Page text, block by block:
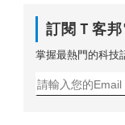
訂閱Ｔ客
掌握最熱門的科技